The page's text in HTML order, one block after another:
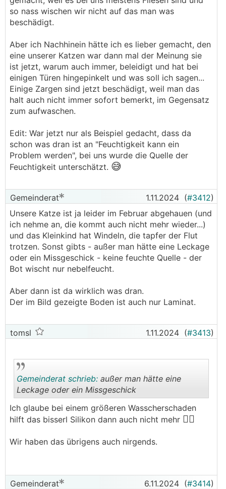
Seht ihr hier auch Nachbesserungsbedarf oder
ist das eher nicht so ein Thema?
so nass wischen wir nicht auf das man was
beschädigt.
Aber ich Nachhinein hätte ich es lieber gemacht, den
eine unserer Katzen war dann mal der Meinung sie
ist jetzt, warum auch immer, beleidigt und hat bei
einigen Türen hingepinkelt und was soll ich sagen...
Einige Zargen sind jetzt beschädigt, weil man das
halt auch nicht immer sofort bemerkt, im Gegensatz
zum aufwaschen.
Edit: War jetzt nur als Beispiel gedacht, dass da
schon was dran ist an "Feuchtigkeit kann ein
Problem werden", bei uns wurde die Quelle der
Feuchtigkeit unterschätzt. 😅
Gemeinderat 1.11.2024 (#3412)
Unsere Katze ist ja leider im Februar abgehauen (und
ich nehme an, die kommt auch nicht mehr wieder...)
und das Kleinkind hat Windeln, die tapfer der Flut
trotzen. Sonst gibts - außer man hätte eine Leckage
oder ein Missgeschick - keine feuchte Quelle - der
Bot wischt nur nebelfeucht.
Aber dann ist da wirklich was dran.
Der im Bild gezeigte Boden ist auch nur Laminat.
tomsl 1.11.2024 (#3413)
..
Gemeinderat schrieb: außer man hätte eine
Leckage oder ein Missgeschick
Ich glaube bei einem größeren Wasscherschaden
hilft das bisserl Silikon dann auch nicht mehr 🤷‍♂️
Wir haben das übrigens auch nirgends.
Gemeinderat 6.11.2024 (#3414)